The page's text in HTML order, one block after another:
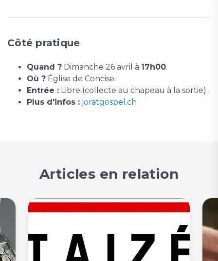
Côté pratique
Quand ? Dimanche 26 avril à 17h00.
Où ? Église de Concise.
Entrée : Libre (collecte au chapeau à la sortie).
Plus d'infos : joratgospel.ch
Articles en relation